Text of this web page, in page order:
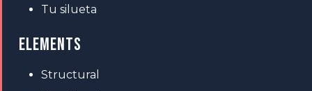
Tu silueta
ELEMENTS
Structural